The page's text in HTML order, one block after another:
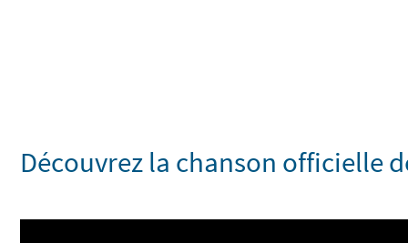
Découvrez la chanson officielle